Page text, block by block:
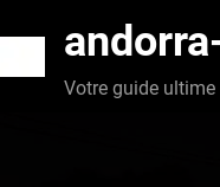
Votre guide ultime